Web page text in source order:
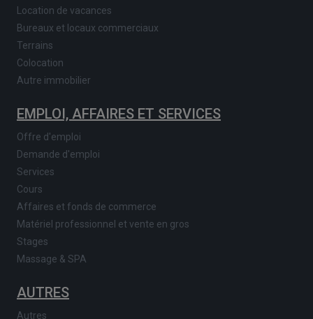
Location de vacances
Bureaux et locaux commerciaux
Terrains
Colocation
Autre immobilier
EMPLOI, AFFAIRES ET SERVICES
Offre d'emploi
Demande d'emploi
Services
Cours
Affaires et fonds de commerce
Matériel professionnel et vente en gros
Stages
Massage & SPA
AUTRES
Autres